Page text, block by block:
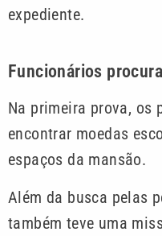
expediente.
Funcionários
Na primeira prova, os
encontrar moedas
espaços da mansão.
Além da busca pelas
também teve uma